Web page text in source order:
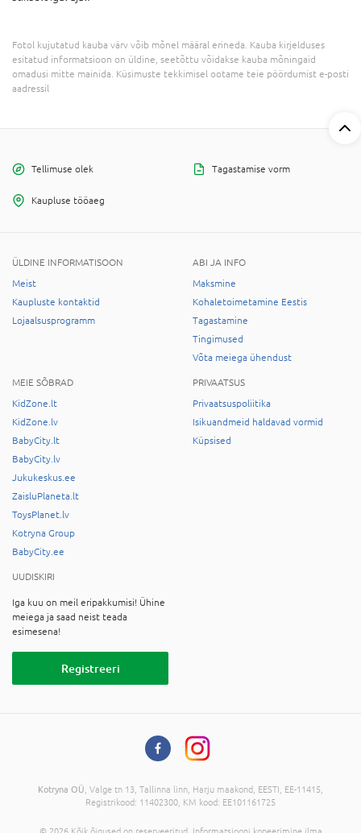
Fotol kujutatud kauba värv võib mõnel määral erineda. Kauba kirjelduses
esitatud informatsioon on üldine, seetõttu võidakse kauba mõningaid
omadusi mitte mainida. Küsimuste tekkimisel ootame teie pöördumist e-posti
aadressil
Tellimuse olek Tagastamise vorm
Kaupluse tööaeg
ÜLDINE INFORMATISOON
Meist
Kaupluste kontaktid
Lojaalsusprogramm
ABI JA INFO
Maksmine
Kohaletoimetamine Eestis
Tagastamine
Tingimused
Võta meiega ühendust
MEIE SÕBRAD
KidZone.lt
KidZone.lv
BabyCity.lt
BabyCity.lv
Jukukeskus.ee
ZaisluPlaneta.lt
ToysPlanet.lv
Kotryna Group
BabyCity.ee
PRIVAATSUS
Privaatsuspoliitika
Isikuandmeid haldavad vormid
Küpsised
UUDISKIRI
Iga kuu on meil eripakkumisi! Ühine
meiega ja saad neist teada
esimesena!
Registreeri
Kotryna OÜ , Valge tn 13, Tallinna linn, Harju maakond, EESTI, EE-11415,
Registrikood: 11402300, KM kood: EE101161725
© 2026 Kõik õigused on reserveeritud. Informatsiooni kopeerimine ilma